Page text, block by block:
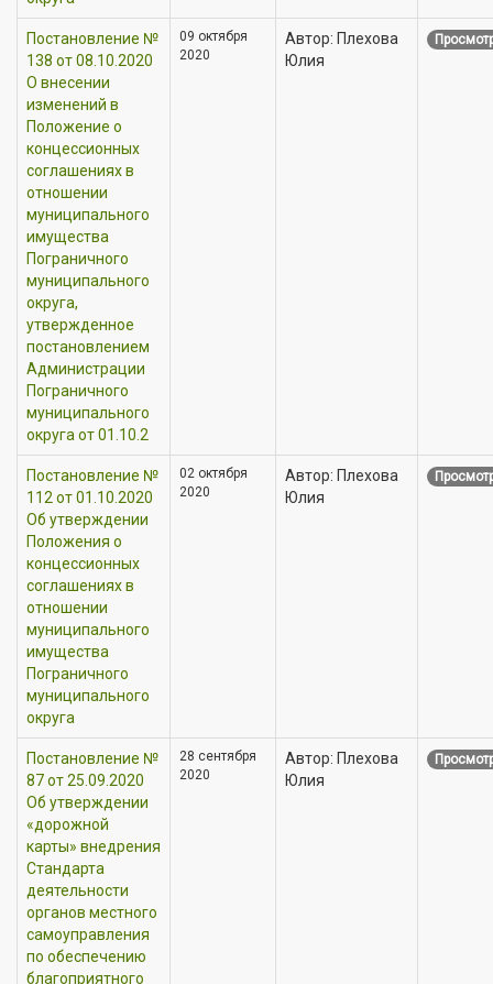
Постановление №
138 от 08.10.2020
О внесении
изменений в
Положение о
концессионных
соглашениях в
отношении
муниципального
имущества
Пограничного
муниципального
округа,
утвержденное
постановлением
Администрации
Пограничного
муниципального
округа от 01.10.2
09 октября
2020
Автор: Плехова
Юлия
Постановление №
112 от 01.10.2020
Об утверждении
Положения о
концессионных
соглашениях в
отношении
муниципального
имущества
Пограничного
муниципального
округа
02 октября
2020
Автор: Плехова
Юлия
Постановление №
87 от 25.09.2020
Об утверждении
«дорожной
карты» внедрения
Стандарта
деятельности
органов местного
самоуправления
по обеспечению
благоприятного
28 сентября
2020
Автор: Плехова
Юлия